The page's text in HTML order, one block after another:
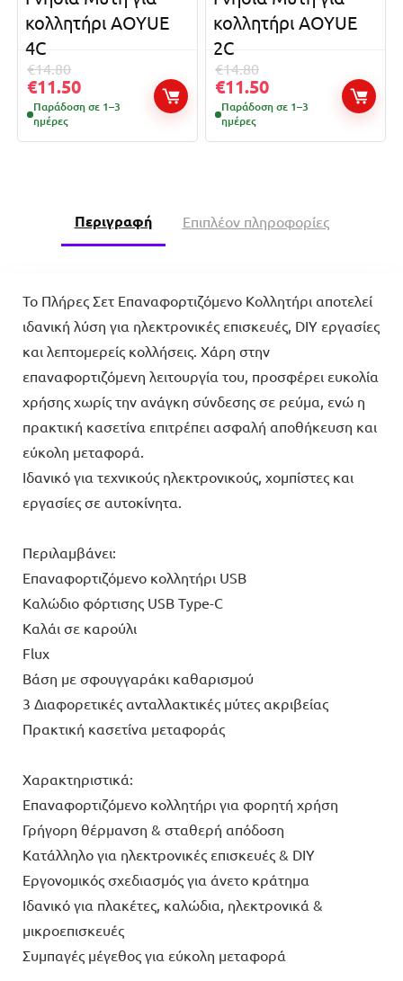
κολλητήρι AOYUE
4C
€14.80
€11.50
Παράδοση σε 1–3
ημέρες
κολλητήρι AOYUE
2C
€14.80
€11.50
Παράδοση σε 1–3
ημέρες
Περιγραφή Επιπλέον πληροφορίες
Το Πλήρες Σετ Επαναφορτιζόμενο Κολλητήρι αποτελεί
ιδανική λύση για ηλεκτρονικές επισκευές, DIY εργασίες
και λεπτομερείς κολλήσεις. Χάρη στην
επαναφορτιζόμενη λειτουργία του, προσφέρει ευκολία
χρήσης χωρίς την ανάγκη σύνδεσης σε ρεύμα, ενώ η
πρακτική κασετίνα επιτρέπει ασφαλή αποθήκευση και
εύκολη μεταφορά.
Ιδανικό για τεχνικούς ηλεκτρονικούς, χομπίστες και
εργασίες σε αυτοκίνητα.
Περιλαμβάνει:
Επαναφορτιζόμενο κολλητήρι USB
Καλώδιο φόρτισης USB Type-C
Καλάι σε καρούλι
Flux
Βάση με σφουγγαράκι καθαρισμού
3 Διαφορετικές ανταλλακτικές μύτες ακριβείας
Πρακτική κασετίνα μεταφοράς
Χαρακτηριστικά:
Επαναφορτιζόμενο κολλητήρι για φορητή χρήση
Γρήγορη θέρμανση & σταθερή απόδοση
Κατάλληλο για ηλεκτρονικές επισκευές & DIY
Εργονομικός σχεδιασμός για άνετο κράτημα
Ιδανικό για πλακέτες, καλώδια, ηλεκτρονικά &
μικροεπισκευές
Συμπαγές μέγεθος για εύκολη μεταφορά